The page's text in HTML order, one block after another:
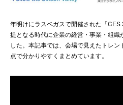
年明けにラスベガスで開催された「
提となる時代に企業の経営・事業・組織
した。本記事では、会場で見えたトレ
点で分かりやすくまとめています。